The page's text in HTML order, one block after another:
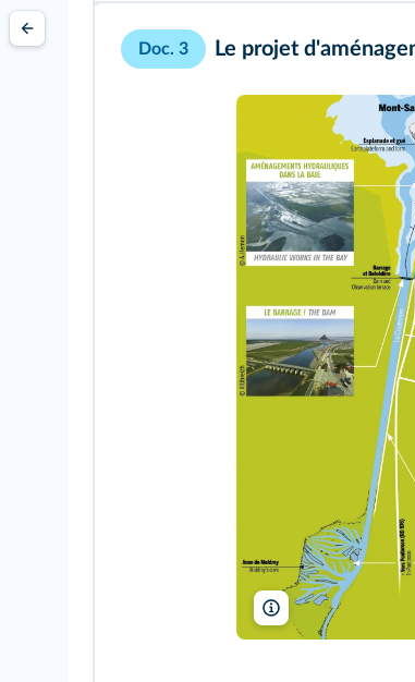
Doc. 3 Le projet
Syndicat Mixte Baie